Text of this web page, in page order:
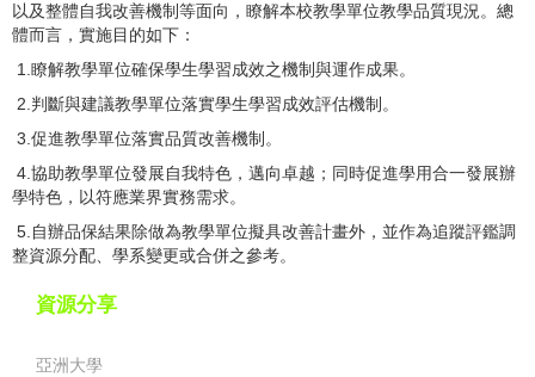
以及整體自我改善機制等面向，瞭解本校教學單位教學品質現況。總
體而言，實施目的如下：
1.瞭解教學單位確保學生學習成效之機制與運作成果。
2.判斷與建議教學單位落實學生學習成效評估機制。
3.促進教學單位落實品質改善機制。
4.協助教學單位發展自我特色，邁向卓越；同時促進學用合一發展辦
學特色，以符應業界實務需求。
5.自辦品保結果除做為教學單位擬具改善計畫外，並作為追蹤評鑑調
整資源分配、學系變更或合併之參考。
資源分享
亞洲大學